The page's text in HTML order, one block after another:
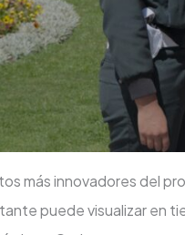
más innovadores del
puede visualizar en